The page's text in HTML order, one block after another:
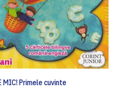
MIC! Primele cuvinte